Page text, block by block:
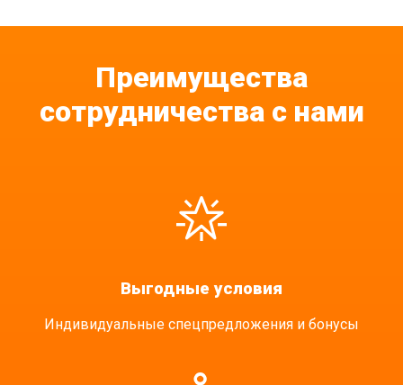
Преимущества
сотрудничества с нами
Выгодные условия
Индивидуальные спецпредложения и бонусы